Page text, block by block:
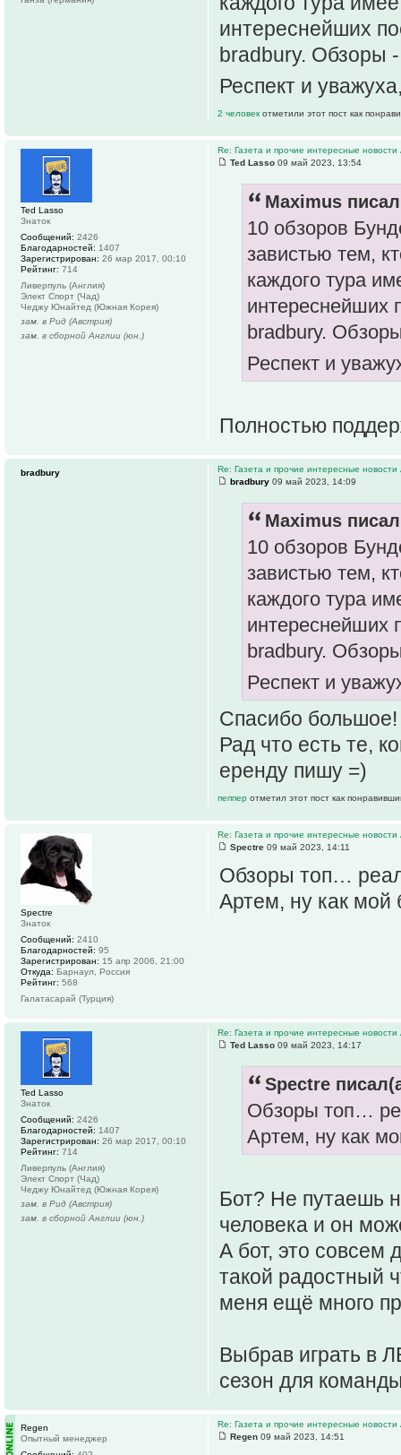
интереснейших
bradbury. Обзоры
Респект и
2 человек отметили этот пост как
Re: Газета и прочие интересные новости
Ted Lasso 09 май 2023, 13:54
Maximus
10 обзоров
завистью тем,
каждого тура
интереснейших
bradbury.
Респект и
Полностью
Ted Lasso
Знаток
Сообщений: 2426
Благодарностей: 1407
Зарегистрирован: 26 мар 2017, 00:10
Рейтинг: 714
Ливерпуль (Англия)
Элект Спорт (Чад)
Чеджу Юнайтед (Южная Корея)
зам. в Рид (Австрия)
зам. в сборной Англии (юн.)
Re: Газета и прочие интересные новости
bradbury 09 май 2023, 14:09
Maximus
10 обзоров
завистью тем,
каждого тура
интереснейших
bradbury.
Респект и
Спасибо большое!
Рад что есть те,
еренду пишу =)
пеппер отметил этот пост как
bradbury
Re: Газета и прочие интересные новости
Spectre 09 май 2023, 14:11
Обзоры топ…
Артем, ну как мой
Spectre
Знаток
Сообщений: 2410
Благодарностей: 95
Зарегистрирован: 15 апр 2006, 21:00
Откуда: Барнаул, Россия
Рейтинг: 568
Галатасарай (Турция)
Re: Газета и прочие интересные новости
Ted Lasso 09 май 2023, 14:17
Spectre
Обзоры топ…
Артем, ну как
Бот? Не путаешь
человека и он
А бот, это совсем
такой радостный
меня ещё много
Выбрав играть в
сезон для
Ted Lasso
Знаток
Сообщений: 2426
Благодарностей: 1407
Зарегистрирован: 26 мар 2017, 00:10
Рейтинг: 714
Ливерпуль (Англия)
Элект Спорт (Чад)
Чеджу Юнайтед (Южная Корея)
зам. в Рид (Австрия)
зам. в сборной Англии (юн.)
Re: Газета и прочие интересные новости
Regen 09 май 2023, 14:51
Regen
Опытный менеджер